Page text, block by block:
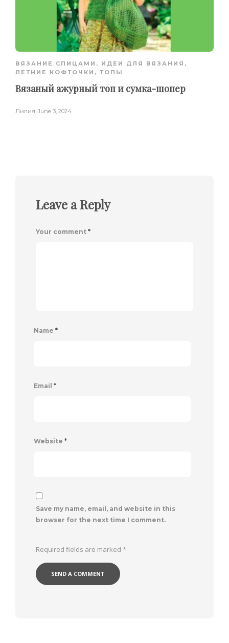
ВЯЗАНИЕ СПИЦАМИ , ИДЕИ ДЛЯ ВЯЗАНИЯ ,
ЛЕТНИЕ КОФТОЧКИ, ТОПЫ
Вязаный ажурный топ и сумка-шопер
Лилия, June 3, 2024
Leave a Reply
Your comment *
Name *
Email *
Website *
Save my name, email, and website in this
browser for the next time I comment.
Required fields are marked *